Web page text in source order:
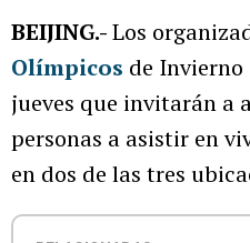
BEIJING.-Los
Olímpicos de
jueves que invitarán a
personas a asistir en
en dos de las tres